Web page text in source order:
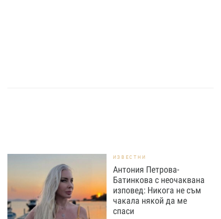
ИЗВЕСТНИ
Антония Петрова-
Батинкова с неочаквана
изповед: Никога не съм
чакала някой да ме
спаси